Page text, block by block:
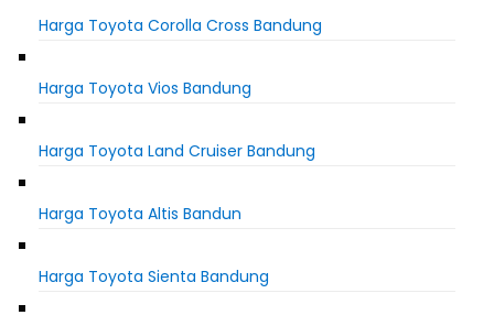
Harga Toyota Corolla Cross Bandung
Harga Toyota Vios Bandung
Harga Toyota Land Cruiser Bandung
Harga Toyota Altis Bandun
Harga Toyota Sienta Bandung